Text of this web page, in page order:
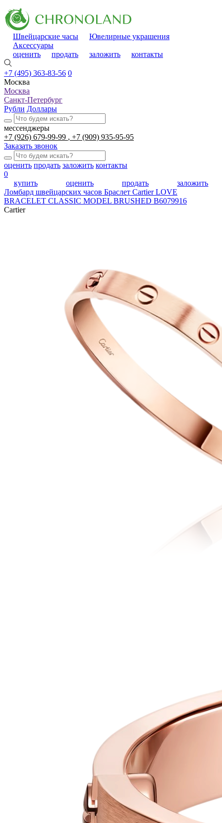
Швейцарские часы
Ювелирные украшения
Аксессуары
оценить
продать заложить контакты
+7 (495) 363-83-56 0
Москва
Москва
Санкт-Петербург
Рубли Доллары
мессенджеры
+7 (926) 679-99-99
+7 (909) 935-95-95
Заказать звонок
оценить продать заложить контакты
0
купить
оценить продать
заложить
Ломбард швейцарских часов Браслет Cartier LOVE
BRACELET CLASSIC MODEL BRUSHED B6079916
Cartier